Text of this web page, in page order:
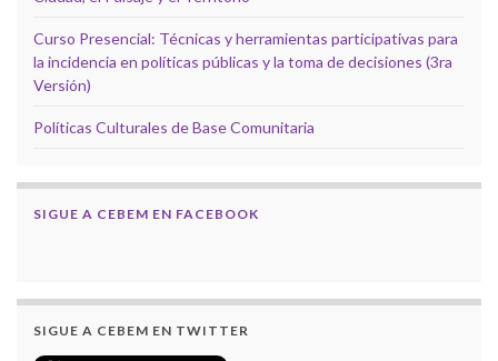
Curso Presencial: Técnicas y herramientas participativas para
la incidencia en políticas públicas y la toma de decisiones (3ra
Versión)
Políticas Culturales de Base Comunitaria
SIGUE A CEBEM EN FACEBOOK
SIGUE A CEBEM EN TWITTER